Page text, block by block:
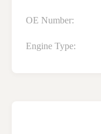
OE Number:
Engine Type: